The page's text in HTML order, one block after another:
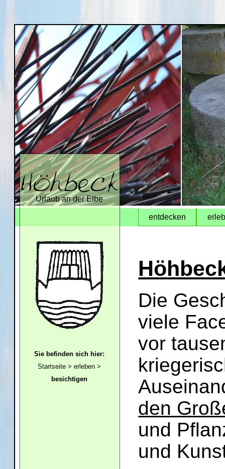
Sie befinden sich hier:
Startseite >erleben >
besichtigen
entdecken
Die
viele
vor
den
und
und
Urlaub an der Elbe